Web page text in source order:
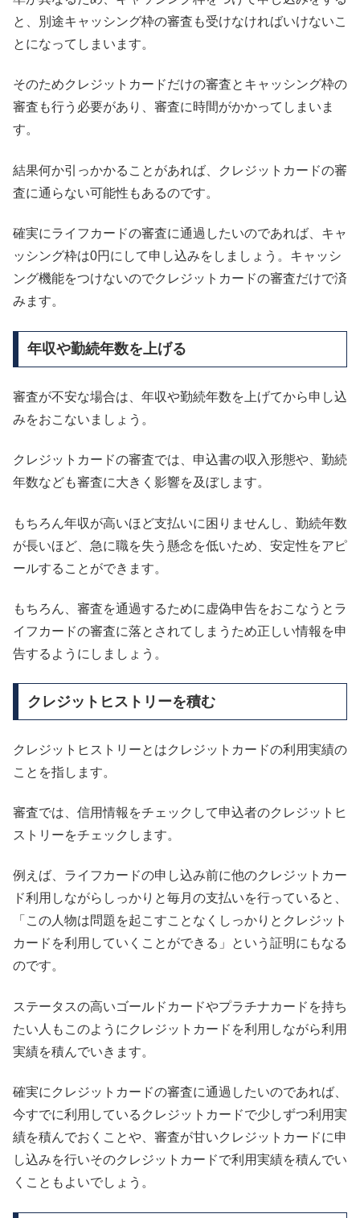
と、別途キャッシング枠の審査も受けなければいけないこ
とになってしまいます。
そのためクレジットカードだけの審査とキャッシング枠の
審査も行う必要があり、審査に時間がかかってしまいま
す。
結果何か引っかかることがあれば、クレジットカードの審
査に通らない可能性もあるのです。
確実にライフカードの審査に通過したいのであれば、キャ
ッシング枠は0円にして申し込みをしましょう。キャッシ
ング機能をつけないのでクレジットカードの審査だけで済
みます。
年収や勤続年数を上げる
審査が不安な場合は、年収や勤続年数を上げてから申し込
みをおこないましょう。
クレジットカードの審査では、申込書の収入形態や、勤続
年数なども審査に大きく影響を及ぼします。
もちろん年収が高いほど支払いに困りませんし、勤続年数
が長いほど、急に職を失う懸念を低いため、安定性をアピ
ールすることができます。
もちろん、審査を通過するために虚偽申告をおこなうとラ
イフカードの審査に落とされてしまうため正しい情報を申
告するようにしましょう。
クレジットヒストリーを積む
クレジットヒストリーとはクレジットカードの利用実績の
ことを指します。
審査では、信用情報をチェックして申込者のクレジットヒ
ストリーをチェックします。
例えば、ライフカードの申し込み前に他のクレジットカー
ド利用しながらしっかりと毎月の支払いを行っていると、
「この人物は問題を起こすことなくしっかりとクレジット
カードを利用していくことができる」という証明にもなる
のです。
ステータスの高いゴールドカードやプラチナカードを持ち
たい人もこのようにクレジットカードを利用しながら利用
実績を積んでいきます。
確実にクレジットカードの審査に通過したいのであれば、
今すでに利用しているクレジットカードで少しずつ利用実
績を積んでおくことや、審査が甘いクレジットカードに申
し込みを行いそのクレジットカードで利用実績を積んでい
くこともよいでしょう。